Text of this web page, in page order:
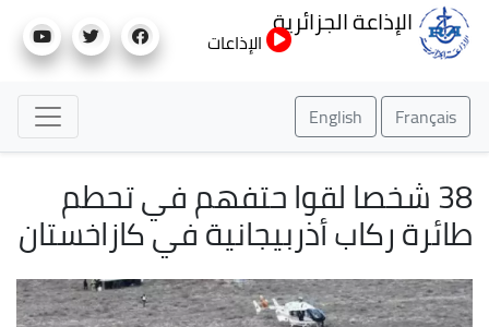
إلى
الإذاعة الجزائرية
الإذاعات
Français
English
38 شخصا لقوا حتفهم في تحطم
طائرة ركاب أذربيجانية في كازاخستان